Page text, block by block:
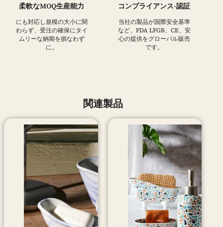
柔軟なMOQ生産能力
にも対応し規模の大小に関
わらず、受注の確保にタイ
ムリーな納期を損なわず
に。
コンプライアンス-認証
当社の製品が国際安全基準
など、FDA LFGB、CE、安
心の提供をグローバル販売
です。
関連製品